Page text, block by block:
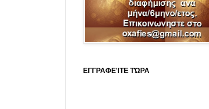
ΕΓΓΡΑΦΕΊΤΕ ΤΏΡΑ